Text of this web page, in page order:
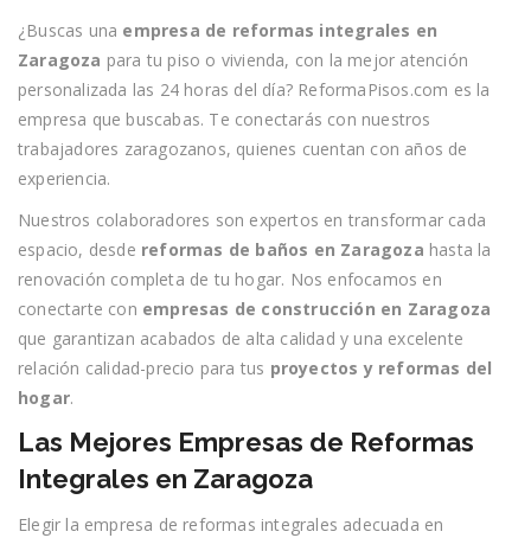
¿Buscas una empresa de reformas integrales en
Zaragoza para tu piso o vivienda, con la mejor atención
personalizada las 24 horas del día? ReformaPisos.com es la
empresa que buscabas. Te conectarás con nuestros
trabajadores zaragozanos, quienes cuentan con años de
experiencia.
Nuestros colaboradores son expertos en transformar cada
espacio, desde reformas de baños en Zaragoza hasta la
renovación completa de tu hogar. Nos enfocamos en
conectarte con empresas de construcción en Zaragoza
que garantizan acabados de alta calidad y una excelente
relación calidad-precio para tus proyectos y reformas del
hogar.
Las Mejores Empresas de Reformas
Integrales en Zaragoza
Elegir la empresa de reformas integrales adecuada en